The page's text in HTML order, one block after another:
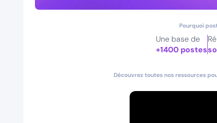
Pourquoi
Une base de
+1400 postes
Découvrez toutes nos ressources